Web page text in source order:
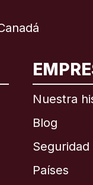
Nuestra
Blog
Seguridad
Países
English